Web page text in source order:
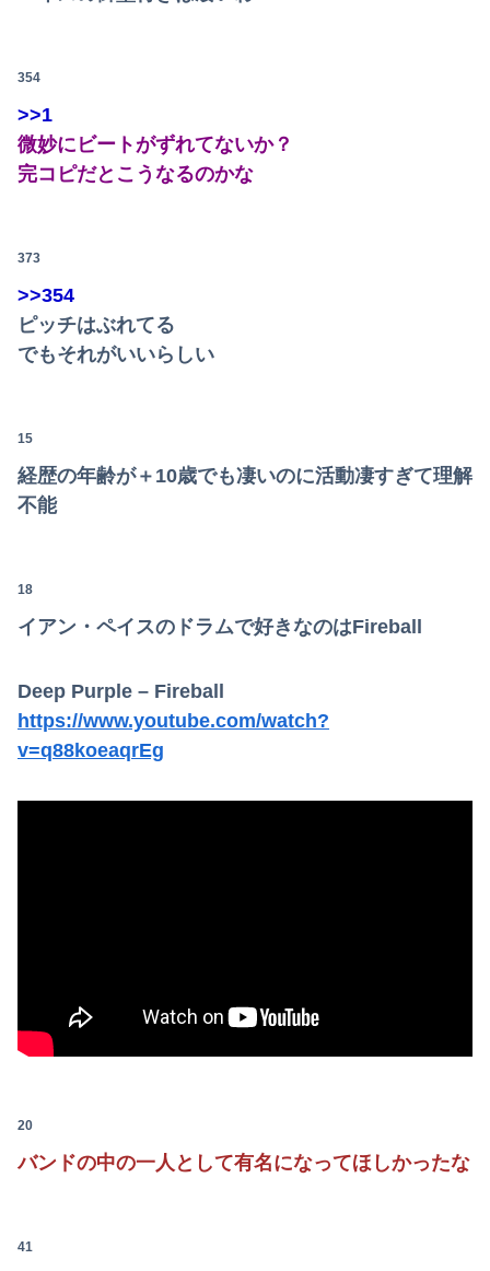
354
>>1
微妙にビートがずれてないか？
完コピだとこうなるのかな
373
>>354
ピッチはぶれてる
でもそれがいいらしい
15
経歴の年齢が＋10歳でも凄いのに活動凄すぎて理解
不能
18
イアン・ペイスのドラムで好きなのはFireball
Deep Purple – Fireball
https://www.youtube.com/watch?
v=q88koeaqrEg
20
バンドの中の一人として有名になってほしかったな
41